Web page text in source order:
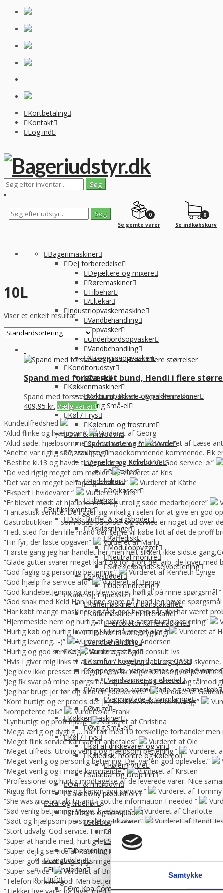
Samtykke
Kortbetaling
Kontakt
Log ind
0
Se gemte varer
0
Se indkøbskurv
Bagerimaskiner
Dej forberedelse
Dejæltere og mixere
Røremaskiner
Tilbehør
Æltekar
Industriopvaskemaskine
Vandbehandling
Industriopvasker
Underbordsopvasker
Vandbehandling
XL og grovopvasker
Konditorudstyr
Øvrige
Køkkenmaskiner
Vakuumpakkere og pakkemaskiner
Øvrig Små-el
Køl / Frys
Kølerum og frostrum
Ovn & microovn
Specialovne og microovne
Pizzaudstyr
Dejælter og Rulleborde
Dejælter
Redskaber
Dejkasser
Tilbehør
Butiksinventar
Disk, Buffet & salgsboder
Diskløsninger
Kaffedisk
Modulopbygget
Neutral montre
Skraldespande-selvbetjening
Salgsboder
Uden indreting
Kaffe og Espresso
Kaffemaskine til baristakaffe
Kaffemaskiner til filterkaffe
Percolator kaffemaskine
Tilbehør til kaffebrygning
Vandbehandling
Koge, Varme og stege
Komfur / kogebord, EL og GAS
Suppegryde, vandvarmer og pølsevarmer
Vandvarmer og elkedel
Varmelampe, varmeplade og varmeskab
Varmeplade & varmlampe
Øvrige
Køkkenmaskiner
Øvrig Små-el
Køl / Frys
Køl af drikkevarer og vin
Køledisk, montre og kølereol
Kølemontre
Salatbar og Drop inn
Ovn & microovn
Takeaway produktion
Stål og tilbehør
Stålbord og bordplade
Stålbordplade
Stålbordplade med vanger
Stålbordplade uden vanger
Tilberedning og redskaber
Langtidsleje
Finansiering
Info
Om Kpa Company
10L
Viser et enkelt resultat
Spand med forstærket bund, Hendi i flere
Spand med forstærket bund, Hendi – flere størrelser
409,95 kr. Vælg variant
Kundetilfredshed
“Altid flinke og hjælpsom”
Vurderet af Georg
“Altid søde, hjælpsomme og kompetente !”
Vurderet af Læse
“Anette var rigtig sød, venlig og imødekommende kommende. Fik
“Bestilte kl.13 og havde tingene dagen efter kl.10. God service ☺”
“De ved rigtig meget om møbler”
Vurderet af Kris
“Det var en meget behagelig samtale.”
Vurderet af Käthe
“Ekspert i hvidevarer “
Vurderet af Kris
“Er blevet mødt at hjælpsomme og utrolig søde medarbejdere”
“Fantastisk service. De ligger sig virkelig i selen for at give en god
Gastrobutikken – som både på priser og service er noget ud over
“Fedt sted for den lille mand der gerne vil købe lidt af det de proff
“Fin fyr, der løste opgaven”
Vurderet af Marlu
“Første gang jeg har handlet her,men helt sikkert ikke sidste
“Glade gutter svarer meget klart og for gjort det arb, de lover med
“God faglig og personlig betjening.”
Vurderet af Kenneth Lynge
“God hjælp fra service afd”
Vurderet af Benny
“God kundebetjening og der blev svaret høfligt på mine spørgsmål.”
“God snak med Keld Han kunne svare på hvad jeg havde spørgsmål
“Har købt mange maskiner og fået god hjælp når der har været
“Hjemmeside nem og hurtig at overskue samt hurtig betjening”
“Hurtig køb og hurtig levering ! Ikke så meget pjat “
Vurderet af
“Hurtig levering. :-)”
Vurderet af Birgitte Andersen
“Hurtig og god service”
Vurderet af Build consult Ivs
“Hvis I giver mig links til alle steder, hvor jeg kan rose jer til
“Jeg blev ikke presset til noget, men fik nogle seriøse svar på mine
“Jeg fik svar på mine spørgsmål, og der var god service og
“Jeg har brugt jer før og altid en god service!”
Vurderet af
“Kom hurtigt og er præcis det jeg bestilte. Pakket forsvarligt”
“kompetente folk”
Vurderet af Frank
“Lynhurtigt og proff hjælp”
Vurderet af Christina
“Mega ærlig og dygtig … har talt med 10 forskellige forhandler men
“Meget flink service kan varmt anbefales”
Vurderet af Ole
“Meget tilfreds. Utrolig venlig og hjælpsom betjening.”
Vurderet
“Meget venlig og personlig betjening. Det var en god oplevelse.”
“Meget venlig og i møde kommende.”
Vurderet af Kirsten
“Professionel og hurtig modtagelse af de leverede varer. Nice
“Rigtig flot forretning og kanon god service.”
Vurderet af
“She was nice to talk to and I got the information I needed “
“Sød venlig betjening. Meget hjælpsom”
Vurderet af Charlotte
“Sødt og hjælpsom personale og ok priser”
Vurderet af Bendt
“Stort udvalg. God service. Fornuftige priser.”
“Super at handle med, hurtig lev. God service.”
“Super dejlig service af Rasmus. Kanon med en medarbejder der
“Super god service og oplysninger som vi kan bruge til noget. For
“Super service”
Vurderet af Brian Nielsen
“Telefon kontakt god! Men betjeningen i butikken var til 13 med pil
“Tjekker lige varer på lager med det samme “
Vurderet af Laila